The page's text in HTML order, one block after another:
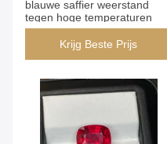
blauwe saffier weerstand
tegen hoge temperaturen
Krijg Beste Prijs